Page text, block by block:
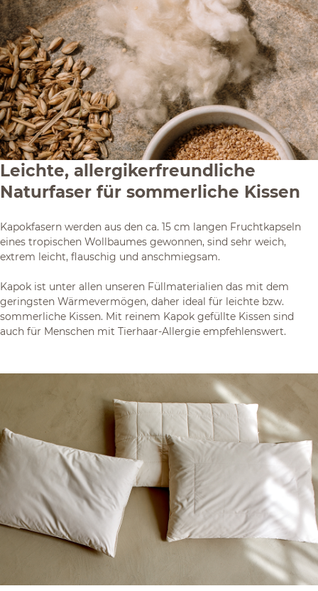
Leichte, allergikerfreundliche
Naturfaser für sommerliche Kissen
Kapokfasern werden aus den ca. 15 cm langen Fruchtkapseln
eines tropischen Wollbaumes gewonnen, sind sehr weich,
extrem leicht, flauschig und anschmiegsam.
Kapok ist unter allen unseren Füllmaterialien das mit dem
geringsten Wärmevermögen, daher ideal für leichte bzw.
sommerliche Kissen. Mit reinem Kapok gefüllte Kissen sind
auch für Menschen mit Tierhaar-Allergie empfehlenswert.